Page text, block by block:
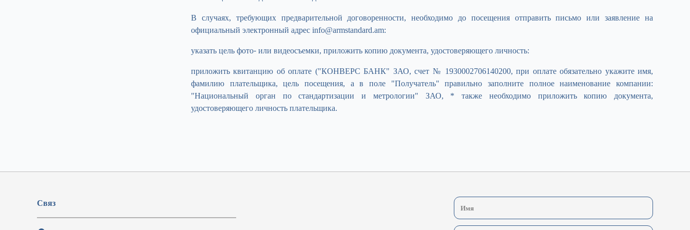
В случаях, требующих предварительной договоренности, необходимо до посещения отправить письмо или заявление на
официальный электронный адрес info@armstandard.am:
указать цель фото- или видеосъемки, приложить копию документа, удостоверяющего личность:
приложить квитанцию ​​об оплате ("КОНВЕРС БАНК" ЗАО, счет № 1930002706140200, при оплате обязательно укажите имя,
фамилию плательщика, цель посещения, а в поле "Получатель" правильно заполните полное наименование компании:
"Национальный орган по стандартизации и метрологии" ЗАО, * также необходимо приложить копию документа,
удостоверяющего личность плательщика.
Связ